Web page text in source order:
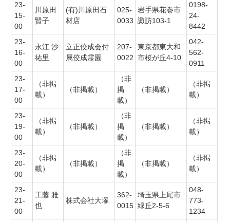
23-
15-
00
川原田
賢子
(有)川原田石
材店
025-
0033
岩手県花巻市
諏訪103-1
0198-
24-
8442
23-
16-
00
永江 沙
祐里
立正佼成会付
属佼成霊園
207-
0022
東京都東大和
市桜が丘4-10
042-
562-
0911
23-
17-
00
（非掲
載）
（非掲載）
（非
掲
載）
（非掲載）
（非掲
載）
23-
19-
00
（非掲
載）
（非掲載）
（非
掲
載）
（非掲載）
（非掲
載）
23-
20-
00
（非掲
載）
（非掲載）
（非
掲
載）
（非掲載）
（非掲
載）
23-
21-
00
工藤 雅
也
株式会社大塚
362-
0015
埼玉県上尾市
緑丘2-5-6
048-
773-
1234